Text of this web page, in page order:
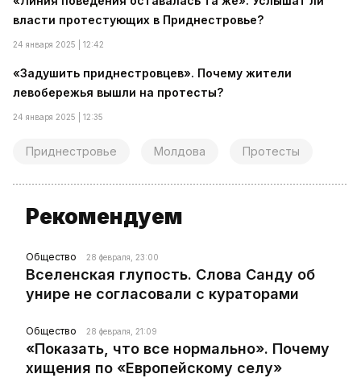
власти протестующих в Приднестровье?
24 января 2025 | 12:42
«Задушить приднестровцев». Почему жители
левобережья вышли на протесты?
24 января 2025 | 12:35
Приднестровье Молдова Протесты
Рекомендуем
Общество 28 февраля, 23:00
Вселенская глупость. Слова Санду об
унире не согласовали с кураторами
Общество 28 февраля, 21:09
«Показать, что все нормально». Почему
хищения по «Европейскому селу»